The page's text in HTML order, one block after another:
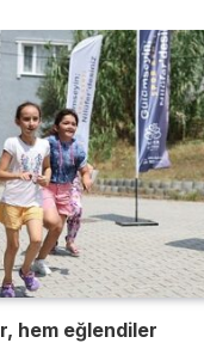
hem eğlendiler